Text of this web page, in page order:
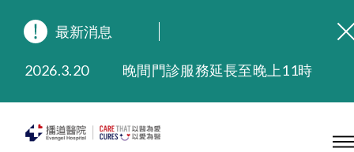
最新消息
2026.8.3
2026.3.20
晚間門診服務延長至晚上11時
2025.8.4
播道醫院體檢服務獲客戶正面評價